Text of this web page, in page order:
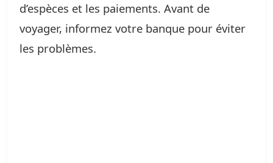
d’espèces et les paiements. Avant de
voyager, informez votre banque pour éviter
les problèmes.